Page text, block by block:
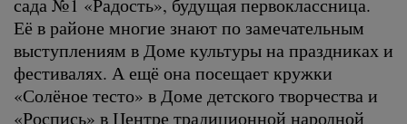
Её в районе многие знают по замечательным
выступлениям в Доме культуры на праздниках и
фестивалях. А ещё она посещает кружки
«Солёное тесто» в Доме детского творчества и
«Роспись» в Центре традиционной народной